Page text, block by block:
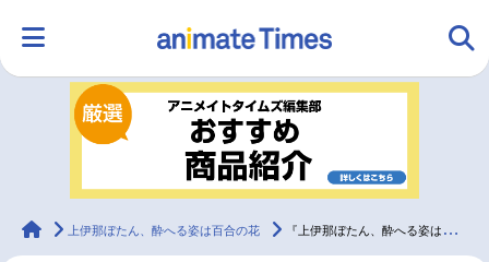
ランキング アニメ
ラジオ
animateTimes
上伊那ぼたん、酔へる姿は百合の花 『上伊那ぼたん、酔へる姿は百合の花』富田美憂【連載インタビュー第2回】